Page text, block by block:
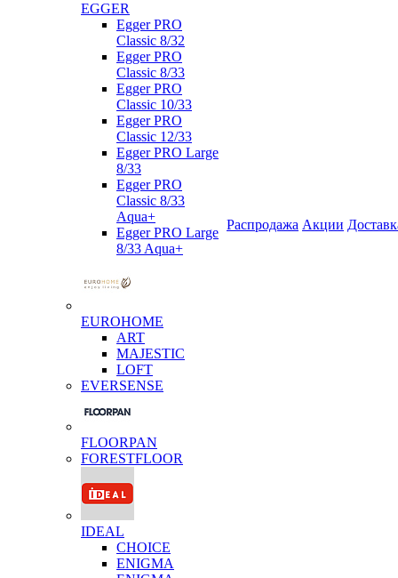
EGGER
Egger PRO
Classic 8/32
Egger PRO
Classic 8/33
Egger PRO
Classic 10/33
Egger PRO
Classic 12/33
Egger PRO Large
8/33
Egger PRO
Classic 8/33
Aqua+
Egger PRO Large
8/33 Aqua+
EUROHOME
ART
MAJESTIC
LOFT
EVERSENSE
FLOORPAN
FORESTFLOOR
IDEAL
CHOICE
ENIGMA
Распродажа Акции